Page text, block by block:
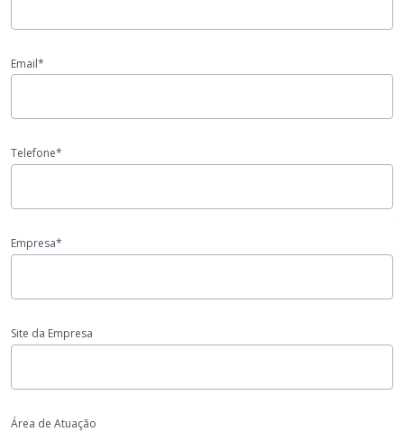
Email*
Telefone*
Empresa*
Site da Empresa
Área de Atuação